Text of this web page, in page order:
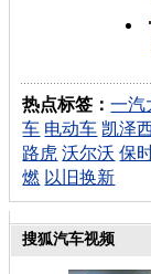
热点标签：一汽
车 电动车 凯泽
路虎 沃尔沃 保
燃 以旧换新
搜狐汽车视频